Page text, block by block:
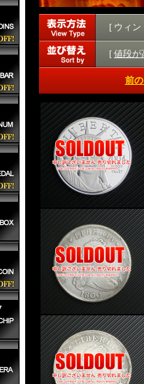
[ ウィン
[ 値段が
前